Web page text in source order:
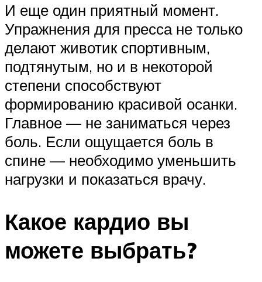
И еще один приятный момент.
Упражнения для пресса не только
делают животик спортивным,
подтянутым, но и в некоторой
степени способствуют
формированию красивой осанки.
Главное — не заниматься через
боль. Если ощущается боль в
спине — необходимо уменьшить
нагрузки и показаться врачу.
Какое кардио вы
можете выбрать?